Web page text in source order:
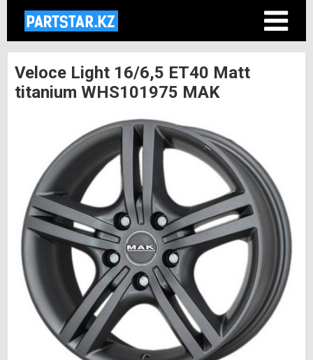
Veloce Light 16/6,5 ET40 Matt
titanium WHS101975 MAK